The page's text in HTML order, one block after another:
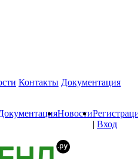
Контакты Документация
Новости
| Вход